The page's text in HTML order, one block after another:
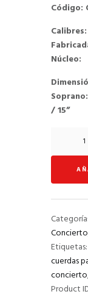
Código:
/ 15”
Ukulele
cantidad
Concierto
Etiquetas:
cuerdas
concierto
Product